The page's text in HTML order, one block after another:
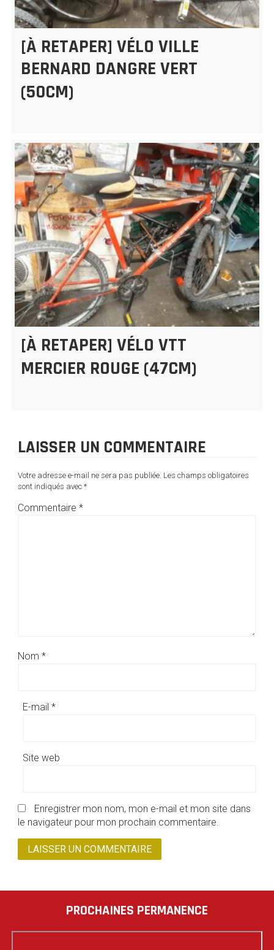
[À RETAPER] VÉLO VILLE
BERNARD DANGRE VERT
(50CM)
[À RETAPER] VÉLO VTT
MERCIER ROUGE (47CM)
LAISSER UN COMMENTAIRE
Votre adresse e-mail ne sera pas publiée. Les champs obligatoires
sont indiqués avec *
Commentaire *
Nom *
E-mail *
Site web
Enregistrer mon nom, mon e-mail et mon site dans
le navigateur pour mon prochain commentaire.
PROCHAINES PERMANENCE